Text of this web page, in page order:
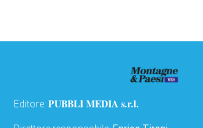
Editore: PUBBLI MEDIA s.r.l.